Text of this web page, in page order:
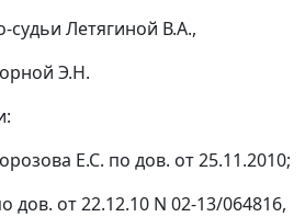
судьи Летягиной В.А.,
Э.Н.
Е.С. по дов. от 25.11.2010;
дов. от 22.12.10 N 02-13/064816,